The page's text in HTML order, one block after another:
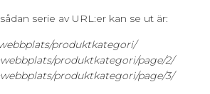
serie av URL:er kan se ut är:
produktkategori/
produktkategori/page/2/
produktkategori/page/3/